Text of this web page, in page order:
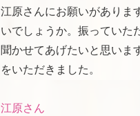
江原さんにお願いがありま
いでしょうか。振っていた
聞かせてあげたいと思いま
をいただきました。
江原さん